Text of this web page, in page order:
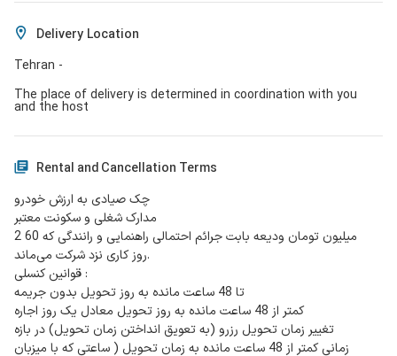
Delivery Location
Tehran -
The place of delivery is determined in coordination with you
and the host
Rental and Cancellation Terms
چک صیادی به ارزش خودرو
مدارک شغلی و سکونت معتبر
2 میلیون تومان ودیعه بابت جرائم احتمالی راهنمایی و رانندگی که 60
روز کاری نزد شرکت می‌ماند.
قوانین کنسلی :
تا 48 ساعت مانده به روز تحویل بدون جریمه
کمتر از 48 ساعت مانده به روز تحویل معادل یک روز اجاره
تغییر زمان تحویل رزرو (به تعویق انداختن زمان تحویل) در بازه
زمانی کمتر از 48 ساعت مانده به زمان تحویل ( ساعتی که با میزبان